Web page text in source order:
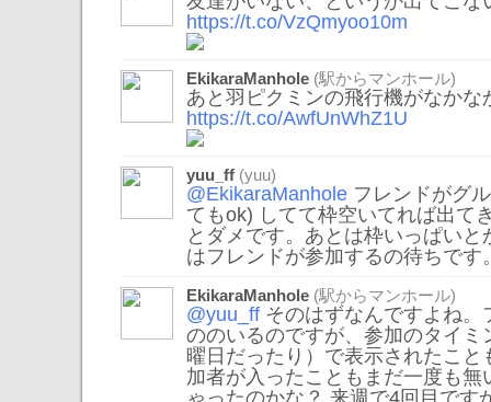
https://t.co/VzQmyoo10m
EkikaraManhole (駅からマンホール)
あと羽ピクミンの飛行機がなかな
https://t.co/AwfUnWhZ1U
yuu_ff (yuu)
@EkikaraManhole フレンドがグ
てもok) してて枠空いてれば出て
とダメです。あとは枠いっぱい
はフレンドが参加するの待ちです
EkikaraManhole (駅からマンホール)
@yuu_ff そのはずなんですよね
ののいるのですが、参加のタイミ
曜日だったり）で表示されたこ
加者が入ったこともまだ一度も
ゃったのかな？ 来週で4回目です